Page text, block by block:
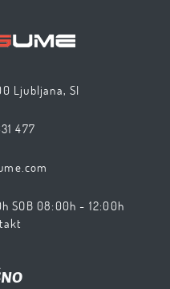
Ljubljana, SI
477
SOB 08:00h - 12:00h